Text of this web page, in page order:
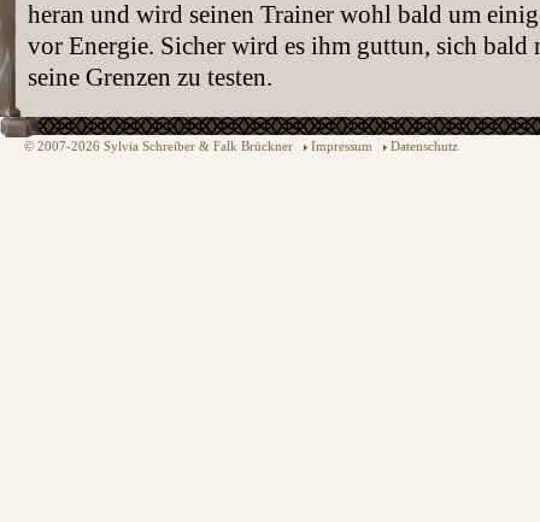
heran und wird seinen Trainer wohl bald um
vor Energie. Sicher wird es ihm guttun, sich bald
seine Grenzen zu testen.
© 2007-2026 Sylvia Schreiber & Falk Brückner Impressum Datenschutz